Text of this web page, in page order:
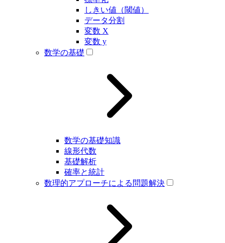
しきい値（閾値）
データ分割
変数 X
変数 y
数学の基礎
数学の基礎知識
線形代数
基礎解析
確率と統計
数理的アプローチによる問題解決